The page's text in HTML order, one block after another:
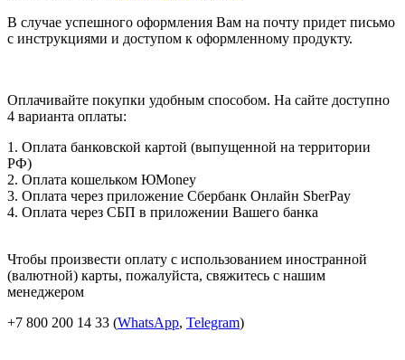
В случае успешного оформления Вам на почту придет письмо
с инструкциями и доступом к оформленному продукту.
Оплачивайте покупки удобным способом. На сайте доступно
4 варианта оплаты:
1. Оплата банковской картой (выпущенной на территории
РФ)
2. Оплата кошельком ЮMoney
3. Оплата через приложение Сбербанк Онлайн SberPay
4. Оплата через СБП в приложении Вашего банка
Чтобы произвести оплату с использованием иностранной
(валютной) карты, пожалуйста, свяжитесь с нашим
менеджером
+7 800 200 14 33 (WhatsApp, Telegram)